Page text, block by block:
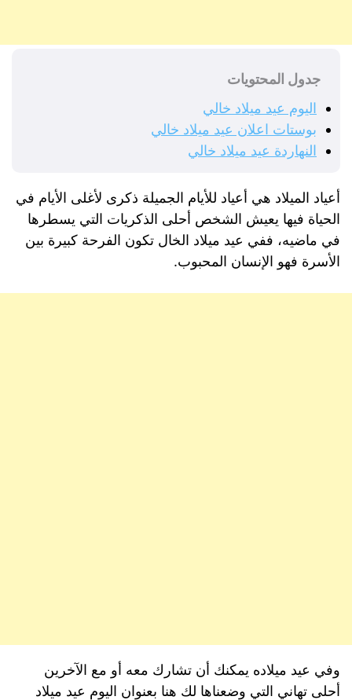
جدول المحتويات
اليوم عيد ميلاد خالي
بوستات اعلان عيد ميلاد خالي
النهاردة عيد ميلاد خالي
أعياد الميلاد هي أعياد للأيام الجميلة ذكرى لأغلى الأيام في
الحياة فيها يعيش الشخص أحلى الذكريات التي يسطرها
في ماضيه، ففي عيد ميلاد الخال تكون الفرحة كبيرة بين
الأسرة فهو الإنسان المحبوب.
وفي عيد ميلاده يمكنك أن تشارك معه أو مع الآخرين
أحلى تهاني التي وضعناها لك هنا بعنوان اليوم عيد ميلاد